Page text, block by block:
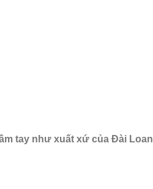
tay như xuất xứ của Đài Loan